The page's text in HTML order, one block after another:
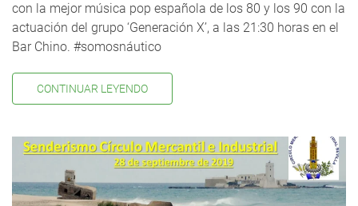
con la mejor música pop española de los 80 y los 90 con la
actuación del grupo ‘Generación X’, a las 21:30 horas en el
Bar Chino. #somosnáutico
CONTINUAR LEYENDO